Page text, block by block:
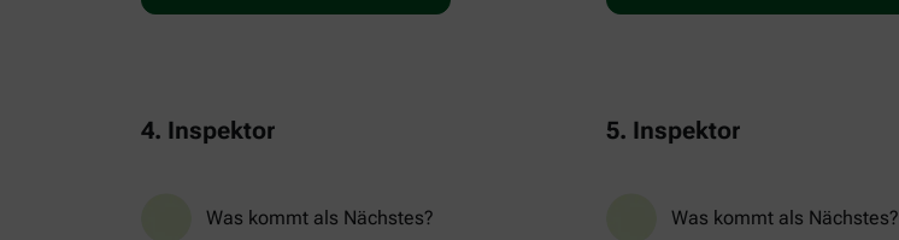
4. Inspektor
Was kommt als Nächstes?
5. Inspektor
Was kommt als Nächstes?